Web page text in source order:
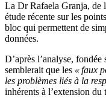
La Dr Rafaela Granja, de
étude récente sur les
bloc qui permettent de
données.
D’après l’analyse,
semblerait que les « faux
les problèmes liés à la
inhérents à l’extension du